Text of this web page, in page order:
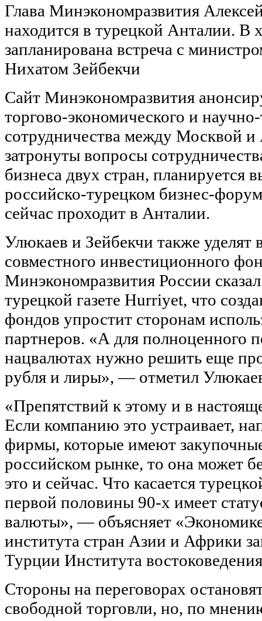
Глава Минэкономразвития
находится в турецкой Анталии. В
запланирована встреча с
Нихатом Зейбекчи
Сайт Минэкономразвития
торгово-экономического и
сотрудничества между Москвой и
затронуты вопросы
бизнеса двух стран, планируется
российско-турецком бизнес-
сейчас проходит в Анталии.
Улюкаев и Зейбекчи также уделят
совместного инвестиционного
Минэкономразвития России
турецкой газете Hurriyet, что
фондов упростит сторонам
партнеров. «А для полноценного
нацвалютах нужно решить еще
рубля и лиры», — отметил
«Препятствий к этому и в
Если компанию это устраивает,
фирмы, которые имеют
российском рынке, то она может
это и сейчас. Что касается
первой половины 90-х имеет
валюты», — объясняет
института стран Азии и Африки
Турции Института
Стороны на переговорах
свободной торговли, но, по